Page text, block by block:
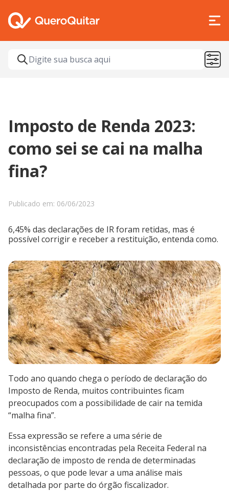
Imposto de Renda 2023:
como sei se cai na malha
fina?
Publicado em: 06/06/2023
6,45% das declarações de IR foram retidas, mas é
possível corrigir e receber a restituição, entenda como.
Todo ano quando chega o período de declaração do
Imposto de Renda, muitos contribuintes ficam
preocupados com a possibilidade de cair na temida
“malha fina”.
Essa expressão se refere a uma série de
inconsistências encontradas pela Receita Federal na
declaração de imposto de renda de determinadas
pessoas, o que pode levar a uma análise mais
detalhada por parte do órgão fiscalizador.